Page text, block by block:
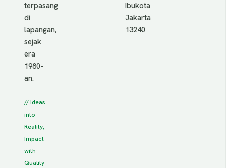
terpasang
di
lapangan,
sejak
era
1980-
an.
// Ideas
into
Reality,
Impact
with
Quality
Ibukota
Jakarta
13240